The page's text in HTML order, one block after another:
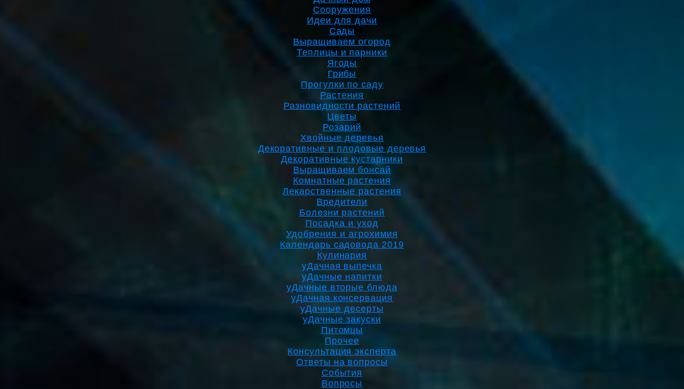
Сооружения
Идеи для дачи
Сады
Выращиваем огород
Теплицы и парники
Ягоды
Грибы
Прогулки по саду
Растения
Разновидности растений
Цветы
Розарий
Хвойные деревья
Декоративные и плодовые деревья
Декоративные кустарники
Выращиваем бонсай
Комнатные растения
Лекарственные растения
Вредители
Болезни растений
Посадка и уход
Удобрения и агрохимия
Календарь садовода 2019
Кулинария
уДачная выпечка
уДачные напитки
уДачные вторые блюда
уДачная консервация
уДачные десерты
уДачные закуски
Питомцы
Прочее
Консультация эксперта
Ответы на вопросы
События
Вопросы